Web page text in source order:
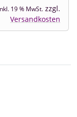
19 % MwSt. zzgl.
Versandkosten
mit der Tab-